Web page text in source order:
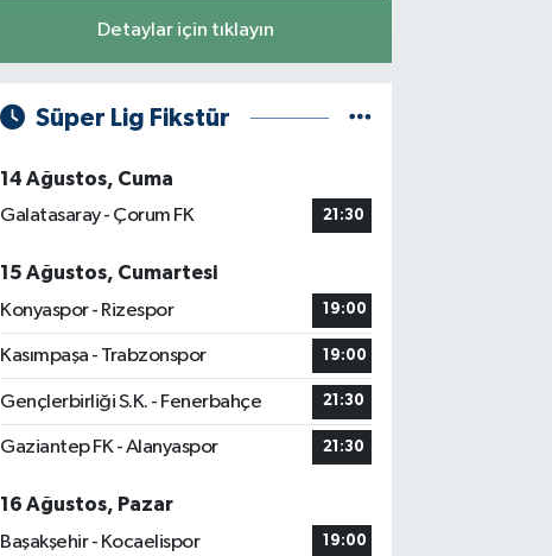
Detaylar için tıklayın
Süper Lig Fikstür
14 Ağustos, Cuma
Galatasaray - Çorum FK
21:30
15 Ağustos, Cumartesi
Konyaspor - Rizespor
19:00
Kasımpaşa - Trabzonspor 19:00
Gençlerbirliği S.K. - Fenerbahçe 21:30
Gaziantep FK - Alanyaspor 21:30
16 Ağustos, Pazar
Başakşehir - Kocaelispor
19:00